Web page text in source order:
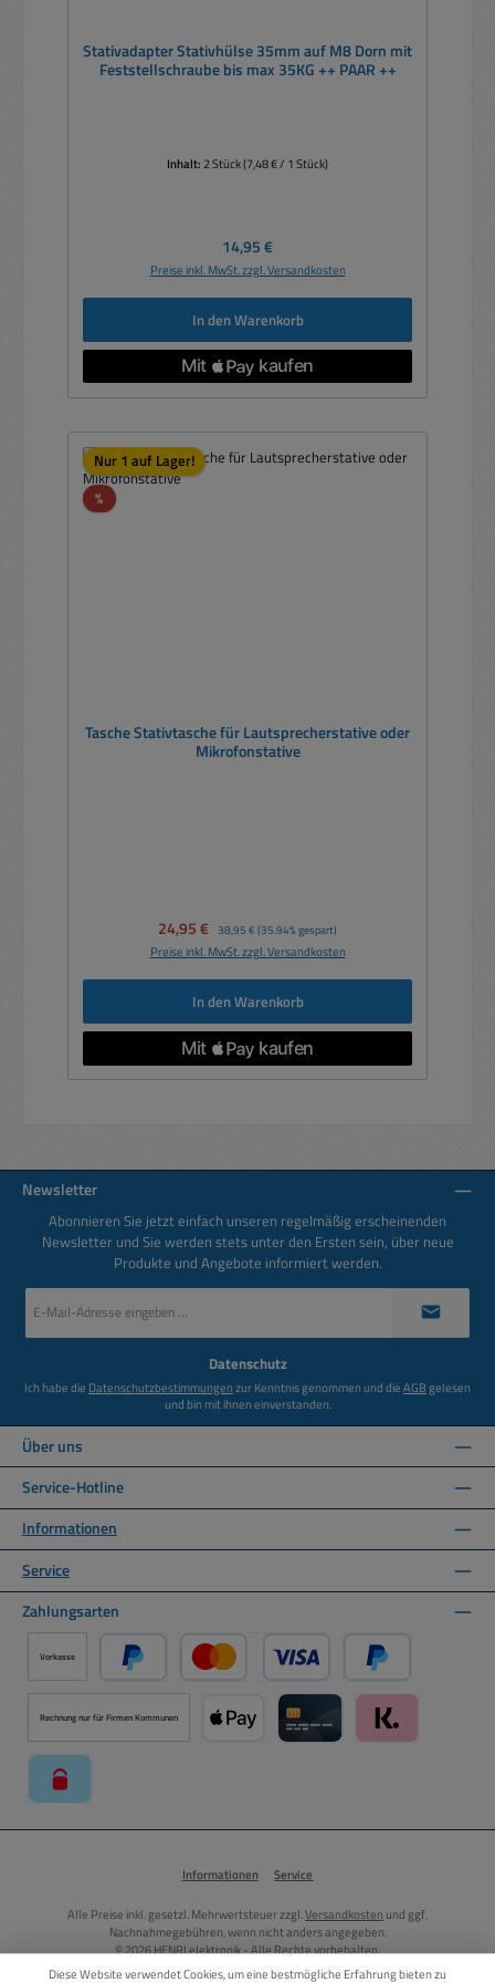
Stativadapter Stativhülse 35mm auf M8 Dorn mit
Feststellschraube bis max 35KG ++ PAAR ++
Inhalt:2 Stück(7,48 € / 1 Stück)
Regulärer Preis:
14,95 €
Preise inkl. MwSt. zzgl. Versandkosten
In den Warenkorb
Nur 1 auf Lager!
%Rabatt
Tasche Stativtasche für Lautsprecherstative oder
Mikrofonstative
Verkaufspreis:
24,95 € Regulärer Preis:
38,95 € (35.94% gespart)
Preise inkl. MwSt. zzgl. Versandkosten
In den Warenkorb
Newsletter
Abonnieren Sie jetzt einfach unseren regelmäßig erscheinenden
Newsletter und Sie werden stets unter den Ersten sein, über neue
Produkte und Angebote informiert werden.
Mail-
Datenschutz
Ich habe die Datenschutzbestimmungenzur Kenntnis genommen und dieAGBgelesen
und bin mit ihnen einverstanden.
Über uns
Service-Hotline
Informationen
Service
Zahlungsarten
Vorkasse
PayPal Kredit- oder Debitkarte über PayPal
Später Bezahlen
Rechnung nur für Firmen Kommunen
Informationen Service
Alle Preise inkl. gesetzl. Mehrwertsteuer zzgl.Versandkosten und ggf.
Nachnahmegebühren, wenn nicht anders angegeben.
© 2026 HENRI elektronik - Alle Rechte vorbehalten.
Diese Website verwendet Cookies, um eine bestmögliche Erfahrung bieten zu